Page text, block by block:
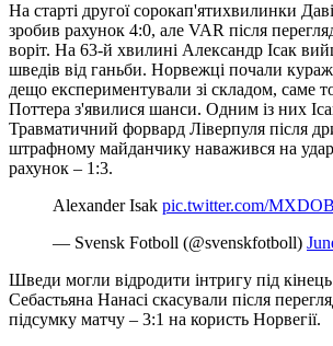
На старті другої сорокап'ятихвилинки
зробив рахунок 4:0, але VAR після
воріт. На 63-й хвилині Александр Ісак
шведів від ганьби. Норвежці почали
дещо експериментували зі складом, саме
Поттера з'явилися шанси. Одним із них
Травматичний форвард Ліверпуля після
штрафному майданчику наважився на
рахунок – 1:3.
Alexander Isak pic.twitter.com/
— Svensk Fotboll (@svenskfotboll)
Шведи могли відродити інтригу під
Себастьяна Нанасі скасували після
підсумку матчу – 3:1 на користь Норвегії.